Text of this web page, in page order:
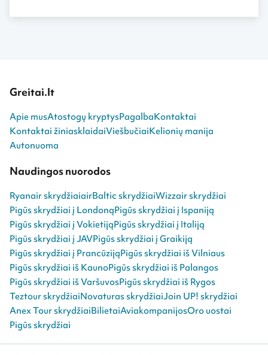
Greitai.lt
Apie musAtostogų kryptysPagalbaKontaktai
Kontaktai žiniasklaidaiViešbučiaiKelionių manija
Autonuoma
Naudingos nuorodos
Ryanair skrydžiaiairBaltic skrydžiaiWizzair skrydžiai
Pigūs skrydžiai į LondonąPigūs skrydžiai į Ispaniją
Pigūs skrydžiai į VokietijąPigūs skrydžiai į Italiją
Pigūs skrydžiai į JAVPigūs skrydžiai į Graikiją
Pigūs skrydžiai į PrancūzijąPigūs skrydžiai iš Vilniaus
Pigūs skrydžiai iš KaunoPigūs skrydžiai iš Palangos
Pigūs skrydžiai iš VaršuvosPigūs skrydžiai iš Rygos
Teztour skrydžiaiNovaturas skrydžiaiJoin UP! skrydžiai
Anex Tour skrydžiaiBilietaiAviakompanijosOro uostai
Pigūs skrydžiai